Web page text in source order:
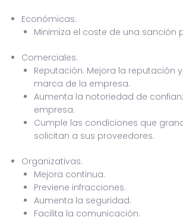
Económicas.
Minimiza el coste de una sanción
Comerciales.
Reputación. Mejora la reputación
marca de la empresa.
Aumenta la notoriedad de
empresa.
Cumple las condiciones que
solicitan a sus proveedores.
Organizativas.
Mejora continua.
Previene infracciones.
Aumenta la seguridad.
Facilita la comunicación.